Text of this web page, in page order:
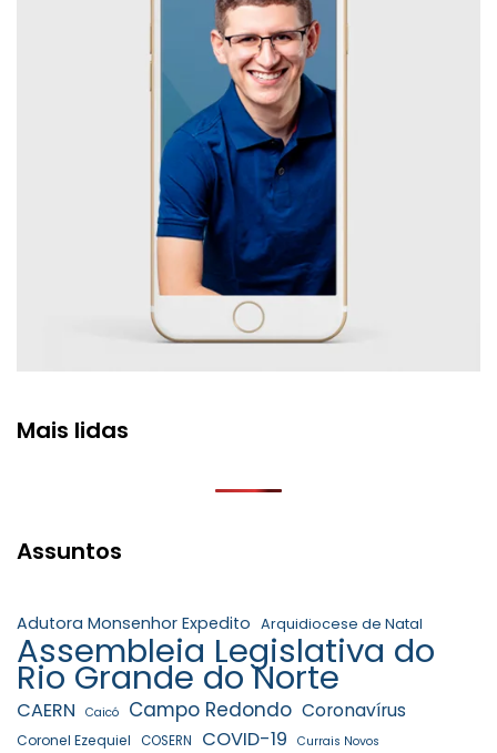
Mais lidas
Assuntos
Adutora Monsenhor Expedito Arquidiocese de Natal
Assembleia Legislativa do
Rio Grande do Norte
CAERN Caicó Campo Redondo Coronavírus
Coronel Ezequiel COSERN COVID-19 Currais Novos